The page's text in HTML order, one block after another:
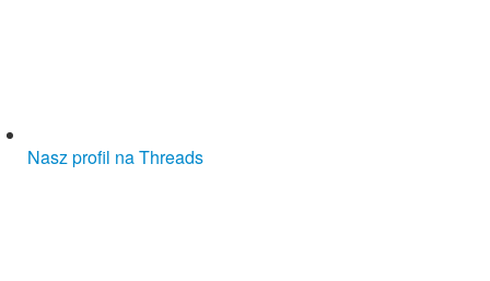
Nasz profil na Threads